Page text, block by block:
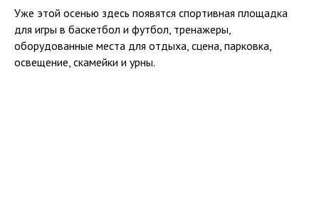
Уже этой осенью здесь появятся спортивная площадка
для игры в баскетбол и футбол, тренажеры,
оборудованные места для отдыха, сцена, парковка,
освещение, скамейки и урны.